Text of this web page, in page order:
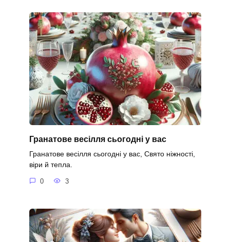
Гранатове весілля сьогодні у вас
Гранатове весілля сьогодні у вас, Свято ніжності,
віри й тепла.
0 3